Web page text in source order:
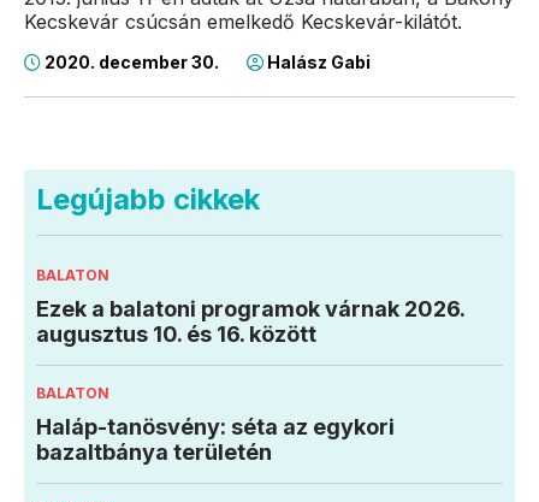
Kecskevár csúcsán emelkedő Kecskevár-kilátót.
2020. december 30. Halász Gabi
Legújabb cikkek
BALATON
Ezek a balatoni programok várnak 2026.
augusztus 10. és 16. között
BALATON
Haláp-tanösvény: séta az egykori
bazaltbánya területén